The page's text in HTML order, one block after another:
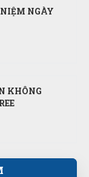
NIỆM NGÀY
KHÔNG